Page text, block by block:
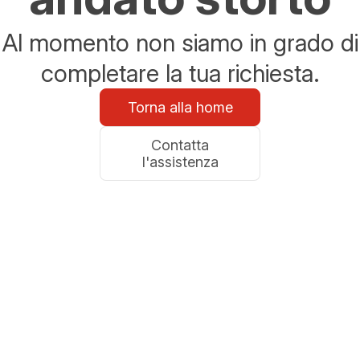
Al momento non siamo in grado di
completare la tua richiesta.
Torna alla home
Contatta
l'assistenza